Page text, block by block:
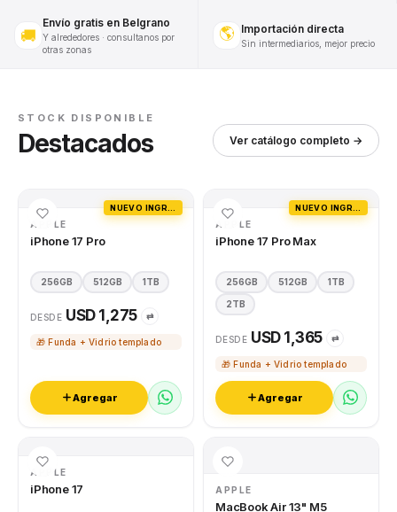
🚚
Envío gratis en Belgrano
Y alrededores · consultanos por
otras zonas
🌎 Importación directa
Sin intermediarios, mejor precio
STOCK DISPONIBLE
Destacados Ver catálogo completo →
APPLE
iPhone 17 Pro
256GB 512GB 1TB
DESDE USD 1,275 ⇄
🎁 Funda + Vidrio templado
Agregar
APPLE
iPhone 17 Pro Max
256GB 512GB 1TB
2TB
DESDE USD 1,365 ⇄
🎁 Funda + Vidrio templado
Agregar
APPLE
iPhone 17 APPLE
MacBook Air 13" M5